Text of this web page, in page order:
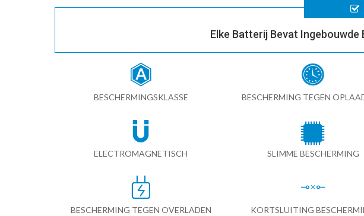
Elke Batterij Bevat
BESCHERMINGSKLASSE BESCHERMING TEGEN
ELECTROMAGNETISCH SLIMME BESCHERMING
BESCHERMING TEGEN OVERLADEN KORTSLUITING